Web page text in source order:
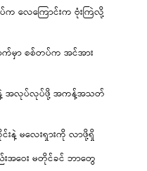
ပ်က လေကြောင်းက ဗုံးကြဲလို့
က်မှာ စစ်တပ်က အင်အား
းနဲ့ အလုပ်လုပ်ဖို့ အကန့်အသတ်
င်းနဲ့ မလေးရှားကို လာဖို့ရှိ
အဝေး မတိုင်ခင် ဘာတွေ